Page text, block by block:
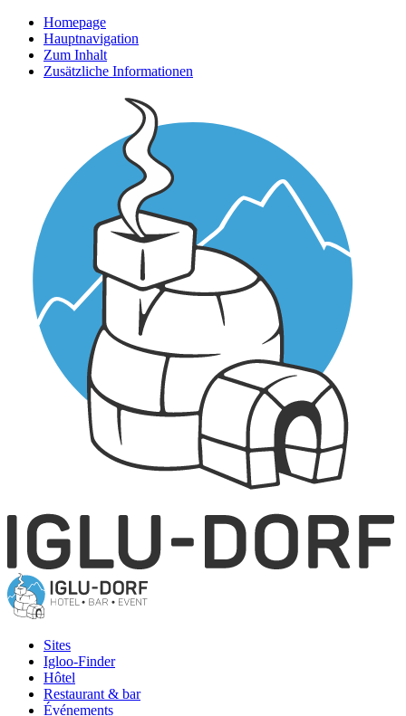
Homepage
Hauptnavigation
Zum Inhalt
Zusätzliche Informationen
Sites
Igloo-Finder
Hôtel
Restaurant & bar
Événements